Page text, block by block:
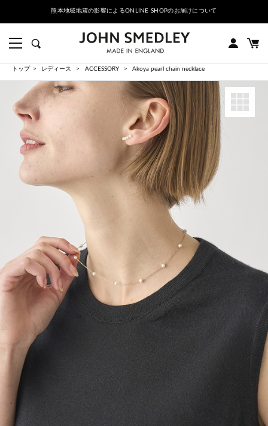
熊本地域地震の影響によるONLINE SHOPのお届けについて
トップ レディース ACCESSORY Akoya pearl chain necklace